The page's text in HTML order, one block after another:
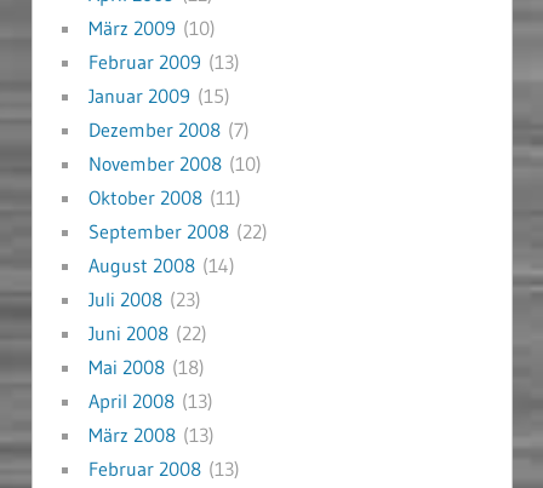
März 2009 (10)
Februar 2009 (13)
Januar 2009 (15)
Dezember 2008(7)
November 2008(10)
Oktober 2008(11)
September 2008(22)
August 2008(14)
Juli 2008(23)
Juni 2008(22)
Mai 2008(18)
April 2008(13)
März 2008(13)
Februar 2008(13)